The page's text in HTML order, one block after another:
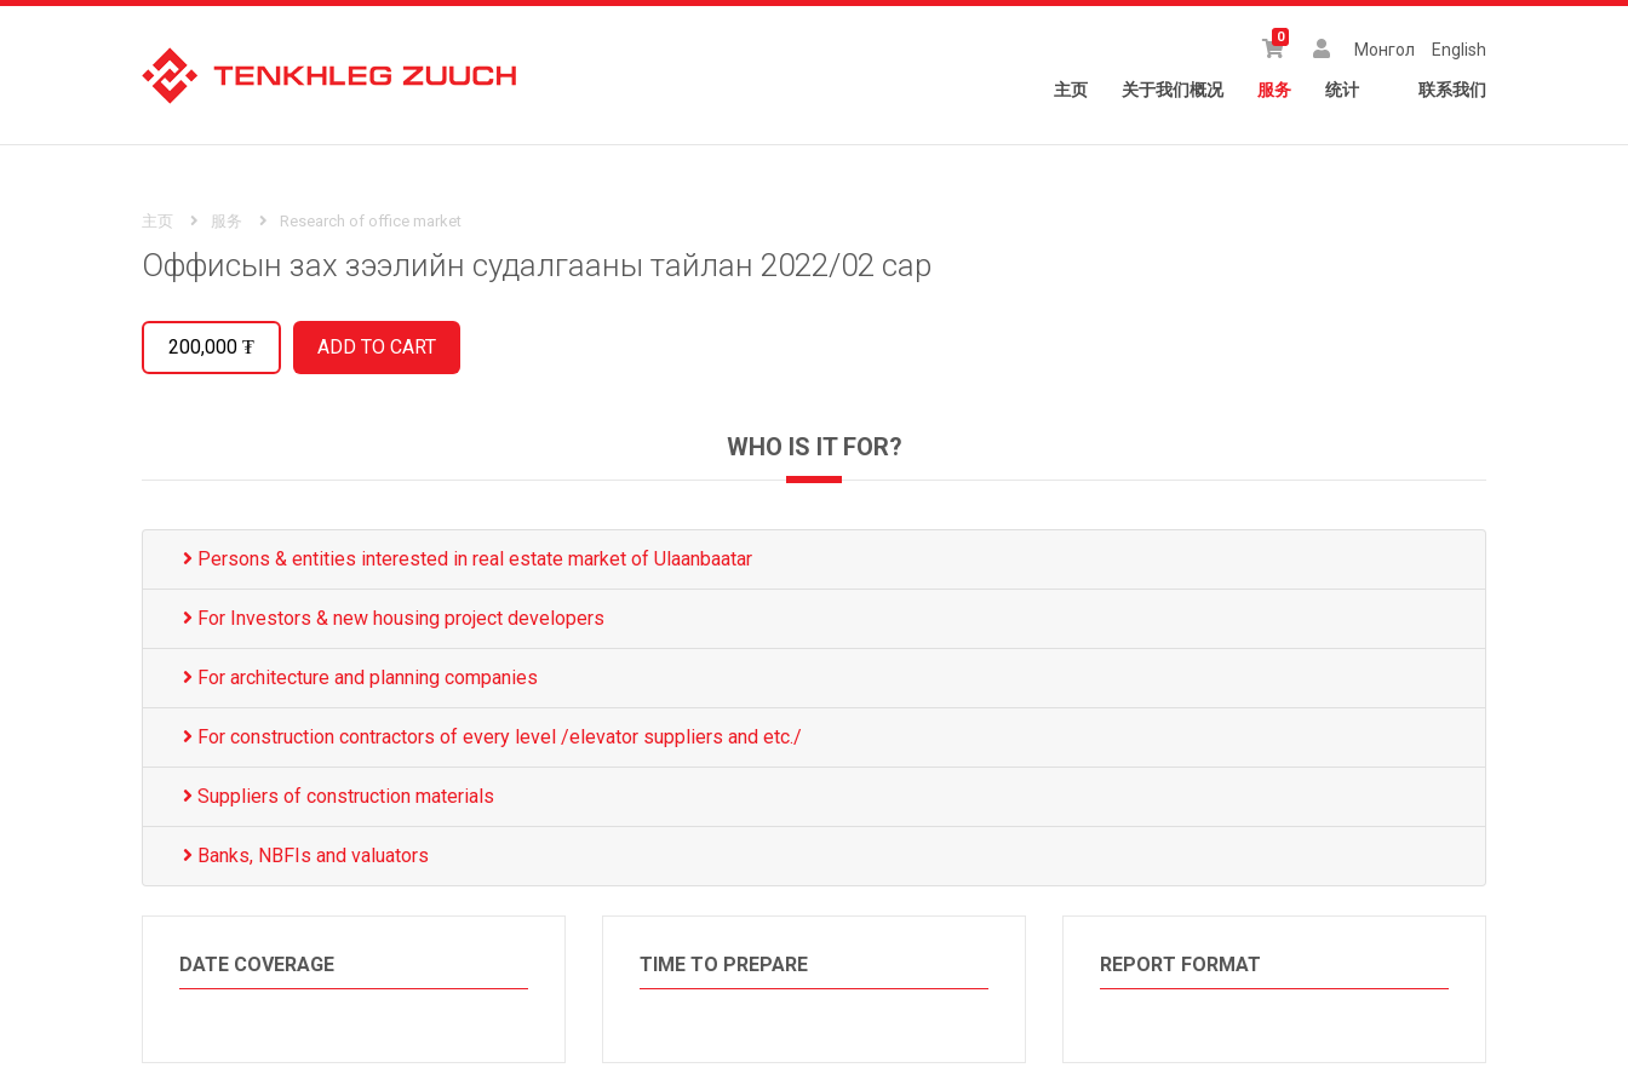
0
Монгол English
主页 关于我们概况 服务 统计 联系我们
主页 服务 Research of office market
Оффисын зах зээлийн судалгааны тайлан 2022/02 сар
200,000 ₮
WHO IS IT FOR?
Persons & entities interested in real estate market of Ulaanbaatar
For Investors & new housing project developers
For architecture and planning companies
For construction contractors of every level /elevator suppliers and etc./
Suppliers of construction materials
Banks, NBFIs and valuators
DATE COVERAGE TIME TO PREPARE REPORT FORMAT